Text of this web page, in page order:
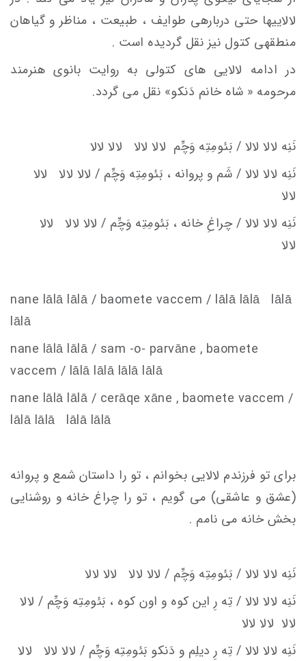
لالایی­ها حتی درباره­ی طوایف ، طبیعت ، مناظر و گیاهان
منطقه­ی کتول نیز نقل گردیده است .
در ادامه لالایی های کتولی به روایت بانوی هنرمند
مرحومه « شاه­ خانم دَنکو» نقل می گردد.
نَنِه لالا لالا / بَئومِتِه وَچِّم لالا لالا لالا لالا
نَنِه لالا لالا / شَم و پروانه ، بَئومِتِه وَچِّم / لالا لالا لالا
لالا
نَنِه لالا لالا / چراغِ خانه ، بَئومِتِه وَچِّم / لالا لالا لالا
لالا
nane lālā lālā / baomete vaccem / lālā lālā lālā
lālā
nane lālā lālā / sam -o- parvāne , baomete
vaccem / lālā lālā lālā lālā
nane lālā lālā / cerāqe xāne , baomete vaccem /
lālā lālā lālā lālā
برای تو فرزندم لالایی بخوانم ، تو را داستان شمع و پروانه
(عشق و عاشقی) می گویم ، تو را چراغ خانه و روشنایی
بخش خانه می نامم .
نَنِه لالا لالا / بَئومِتِه وَچِّم / لالا لالا لالا لالا
نَنِه لالا لالا / تِه‌ رِ اين كوه‌ و اون كوه ، بَئومِتِه وَچِّم / لالا
لالا لالا لالا
نَنِه لالا لالا / تِه رِ ديلِم و دَنكو بَئومِتِه وَچِّم / لالا لالا لالا